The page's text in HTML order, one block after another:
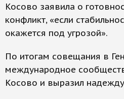
Косово заявила о
конфликт, «если
окажется под угрозой».
По итогам совещания в
международное
Косово и выразил